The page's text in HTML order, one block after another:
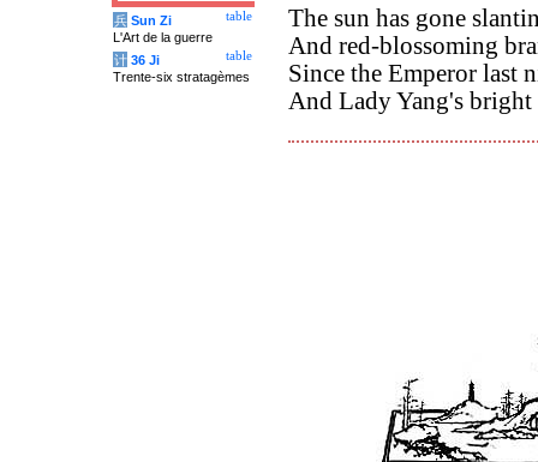
The sun has gone
And red-blossoming
Since the Emperor last
And Lady Yang's bright
table
兵 Sun Zi
L'Art de la guerre
table
计 36 Ji
Trente-six stratagèmes